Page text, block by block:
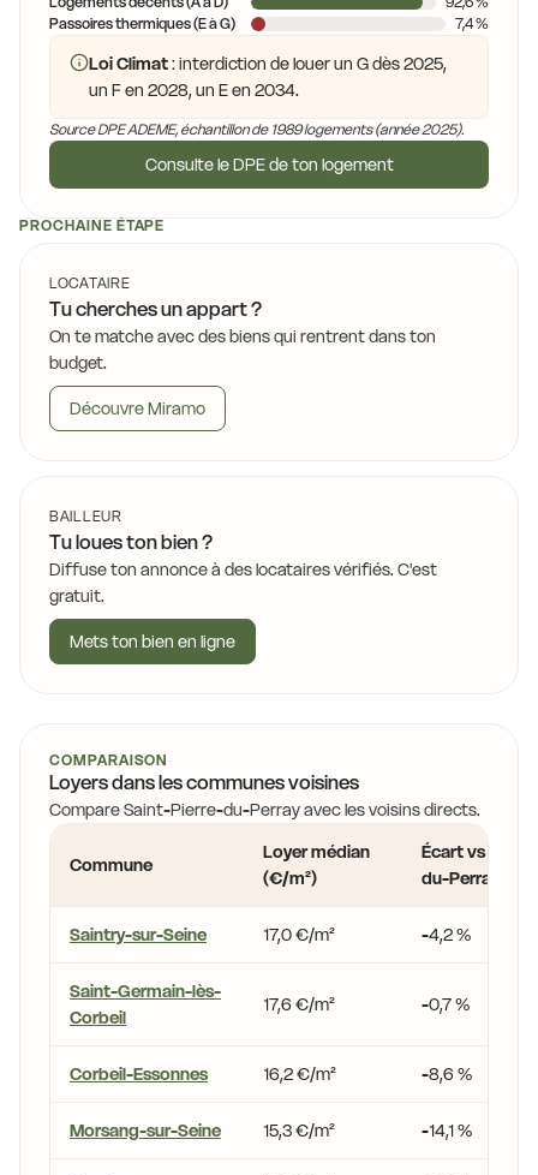
Passoires thermiques (E à G)
7,4 %
Loi Climat: interdiction de louer un G dès 2025,
un F en 2028, un E en 2034.
Source DPE ADEME, échantillon de 1989 logements (année 2025).
Consulte le DPE de ton logement
PROCHAINE ÉTAPE
LOCATAIRE
Tu cherches un appart ?
On te matche avec des biens qui rentrent dans ton
budget.
Découvre Miramo
BAILLEUR
Tu loues ton bien ?
Diffuse ton annonce à des locataires vérifiés. C'est
gratuit.
Mets ton bien en ligne
COMPARAISON
Loyers dans les communes voisines
Compare Saint-Pierre-du-Perray avec les voisins directs.
Commune
Loyer médian
(€/m²)
Écart vs
du-Perray
Saintry-sur-Seine 17,0 €/m² -4,2 %
Saint-Germain-lès-
Corbeil
17,6 €/m² -0,7 %
Corbeil-Essonnes 16,2 €/m² -8,6 %
Morsang-sur-Seine 15,3 €/m² -14,1 %